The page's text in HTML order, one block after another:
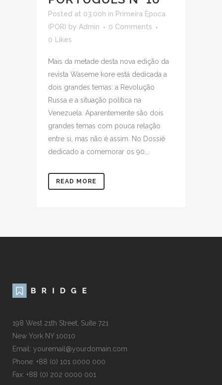
Posted at 03:00h in Primeira Epoca
(POR) by Admin
0 Comments
0
Likes
Mais da metade desta nova edição da
revista Waseme kore está dedicada a
dois grandes temas: a Revolução
Russa e a situação política na
Venezuela. Aparentemente são dois
grandes temas com pouca relação
entre si, mas não é assim. No Dossiê
dedicado a comemorar os 90...
READ MORE
198 West 21th Street, Suite 721
New York NY 10010
Email: youremail@yourdomain.com
Phone: +88 (0) 101 0000 000
Fax: +88 (0) 202 0000 001